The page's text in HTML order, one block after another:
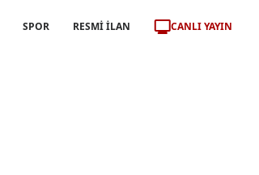
SPOR RESMİ İLAN CANLI YAYIN